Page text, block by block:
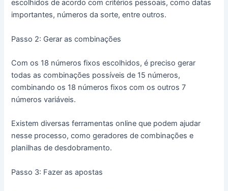
escolhidos de acordo com critérios pessoais, como datas
importantes, números da sorte, entre outros.
Passo 2: Gerar as combinações
Com os 18 números fixos escolhidos, é preciso gerar
todas as combinações possíveis de 15 números,
combinando os 18 números fixos com os outros 7
números variáveis.
Existem diversas ferramentas online que podem ajudar
nesse processo, como geradores de combinações e
planilhas de desdobramento.
Passo 3: Fazer as apostas